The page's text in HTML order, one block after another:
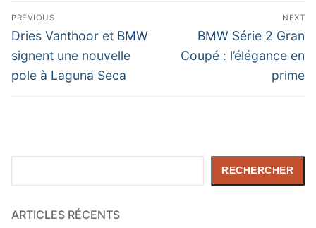
Navigation
de
l’article
PREVIOUS
Previous
post:
Dries Vanthoor et BMW
signent une nouvelle
pole à Laguna Seca
NEXT
Next
post:
BMW Série 2 Gran
Coupé : l’élégance en
prime
RECHERCHER
ARTICLES RÉCENTS